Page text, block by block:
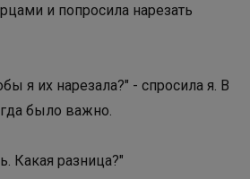
и попросила нарезать
я их нарезала?" - спросила я. В
было важно.
Какая разница?"